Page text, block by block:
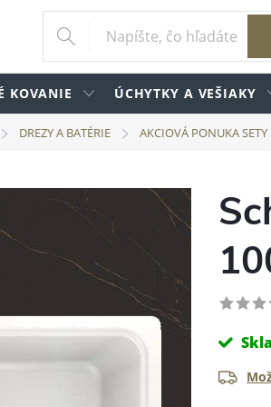
KOVANIE ÚCHYTKY A VEŠIAKY
DREZY A BATÉRIE AKCIOVÁ PONUKA SETY